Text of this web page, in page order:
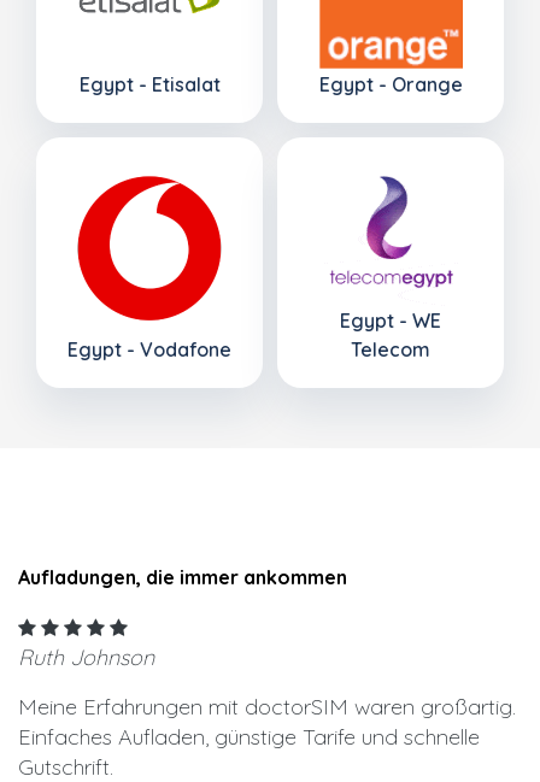
Egypt - Etisalat Egypt - Orange
Egypt - Vodafone
Egypt - WE
Telecom
Aufladungen, die immer ankommen
Ruth Johnson
Meine Erfahrungen mit doctorSIM waren großartig.
Einfaches Aufladen, günstige Tarife und schnelle
Gutschrift.